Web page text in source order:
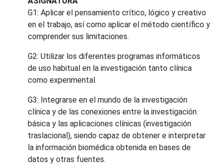
G1: Aplicar el pensamiento crítico, lógico y creativo
en el trabajo, así como aplicar el método científico y
comprender sus limitaciones.
G2: Utilizar los diferentes programas informáticos
de uso habitual en la investigación tanto clínica
como experimental.
G3: Integrarse en el mundo de la investigación
clínica y de las conexiones entre la investigación
básica y las aplicaciones clínicas (investigación
traslacional), siendo capaz de obtener e interpretar
la información biomédica obtenida en bases de
datos y otras fuentes.